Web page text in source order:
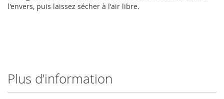
l'envers, puis laissez sécher à l'air libre.
Plus d’information